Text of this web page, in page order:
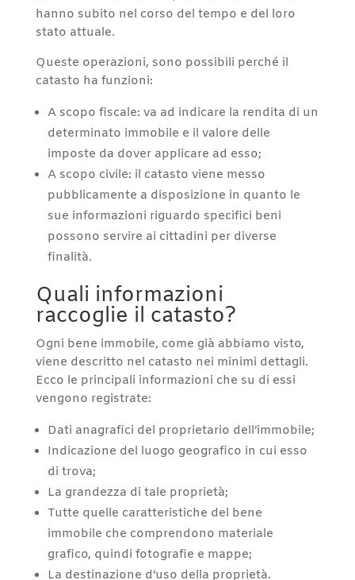
hanno subito nel corso del tempo e del loro
stato attuale.
Queste operazioni, sono possibili perché il
catasto ha funzioni:
A scopo fiscale: va ad indicare la rendita di un
determinato immobile e il valore delle
imposte da dover applicare ad esso;
A scopo civile: il catasto viene messo
pubblicamente a disposizione in quanto le
sue informazioni riguardo specifici beni
possono servire ai cittadini per diverse
finalità.
Quali informazioni
raccoglie il catasto?
Ogni bene immobile, come già abbiamo visto,
viene descritto nel catasto nei minimi dettagli.
Ecco le principali informazioni che su di essi
vengono registrate:
Dati anagrafici del proprietario dell’immobile;
Indicazione del luogo geografico in cui esso
di trova;
La grandezza di tale proprietà;
Tutte quelle caratteristiche del bene
immobile che comprendono materiale
grafico, quindi fotografie e mappe;
La destinazione d’uso della proprietà.